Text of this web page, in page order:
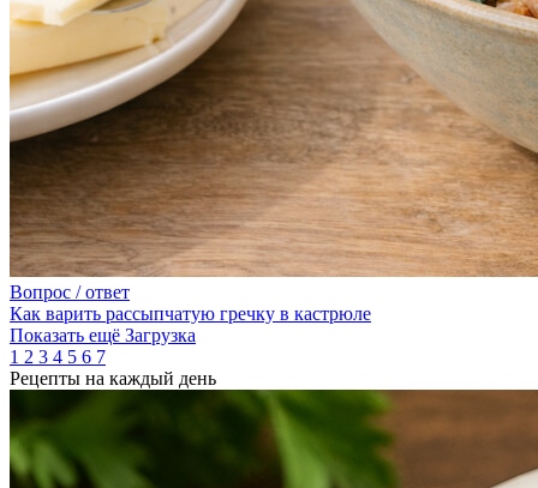
Вопрос / ответ
Как варить рассыпчатую гречку в кастрюле
Показать ещё Загрузка
1 2 3 4 5 6 7
Рецепты на каждый день